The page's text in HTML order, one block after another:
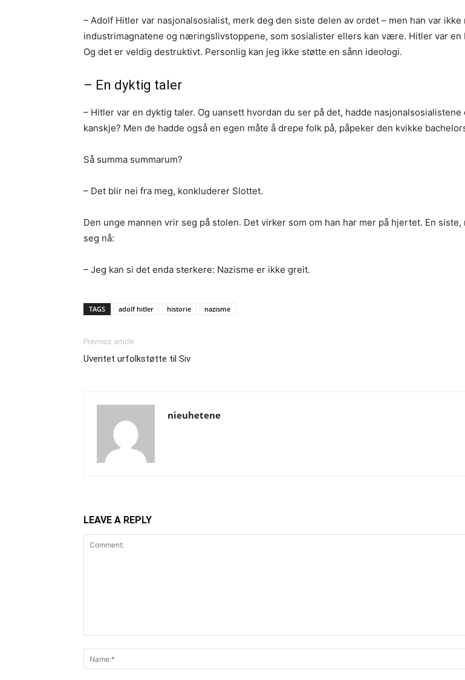
– Adolf Hitler var nasjonalsosialist, merk deg den siste delen av ordet – men han var
industrimagnatene og næringslivstoppene, som sosialister ellers kan være. Hitler var
Og det er veldig destruktivt. Personlig kan jeg ikke støtte en sånn ideologi.
– En dyktig taler
– Hitler var en dyktig taler. Og uansett hvordan du ser på det, hadde
kanskje? Men de hadde også en egen måte å drepe folk på, påpeker den kvikke
Så summa summarum?
– Det blir nei fra meg, konkluderer Slottet.
Den unge mannen vrir seg på stolen. Det virker som om han har mer på hjertet. En
seg nå:
– Jeg kan si det enda sterkere: Nazisme er ikke greit.
TAGS adolf hitler historie nazisme
Previous article
Uventet urfolkstøtte til Siv
nieuhetene
LEAVE A REPLY